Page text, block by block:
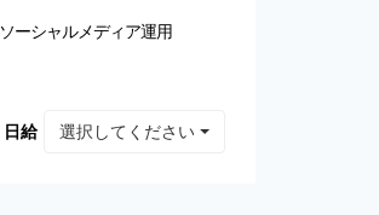
ソーシャルメディア運用
日給 選択してください